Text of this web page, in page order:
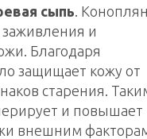
сыпь .
заживления и
Благодаря
защищает кожу от
старения.
и повышает
внешним